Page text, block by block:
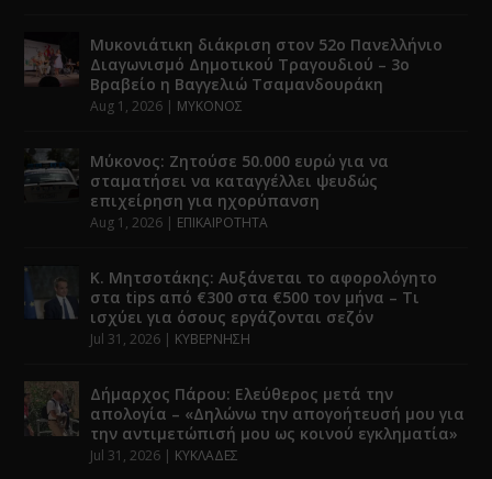
Μυκονιάτικη διάκριση στον 52ο Πανελλήνιο
Διαγωνισμό Δημοτικού Τραγουδιού – 3ο
Βραβείο η Βαγγελιώ Τσαμανδουράκη
Aug 1, 2026 | ΜΥΚΟΝΟΣ
Μύκονος: Ζητούσε 50.000 ευρώ για να
σταματήσει να καταγγέλλει ψευδώς
επιχείρηση για ηχορύπανση
Aug 1, 2026 | ΕΠΙΚΑΙΡΟΤΗΤΑ
Κ. Μητσοτάκης: Αυξάνεται το αφορολόγητο
στα tips από €300 στα €500 τον μήνα – Τι
ισχύει για όσους εργάζονται σεζόν
Jul 31, 2026 | ΚΥΒΕΡΝΗΣΗ
Δήμαρχος Πάρου: Ελεύθερος μετά την
απολογία – «Δηλώνω την απογοήτευσή μου για
την αντιμετώπισή μου ως κοινού εγκληματία»
Jul 31, 2026 | ΚΥΚΛΑΔΕΣ